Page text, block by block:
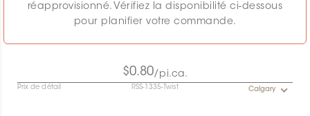
réapprovisionné. Vérifiez la disponibilité ci-dessous
pour planifier votre commande.
$0.80/pi.ca.
Prix de détail RSS-1335-Twist Calgary